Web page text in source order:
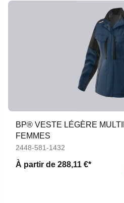
BP® VESTE LÉGÈRE
FEMMES
2448-581-1432
À partir de 288,11 €*